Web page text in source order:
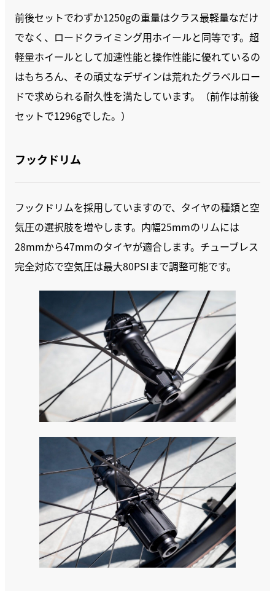
前後セットでわずか1250gの重量はクラス最軽量なだけ
でなく、ロードクライミング用ホイールと同等です。超
軽量ホイールとして加速性能と操作性能に優れているの
はもちろん、その頑丈なデザインは荒れたグラベルロー
ドで求められる耐久性を満たしています。（前作は前後
セットで1296gでした。）
フックドリム
フックドリムを採用していますので、タイヤの種類と空
気圧の選択肢を増やします。内幅25mmのリムには
28mmから47mmのタイヤが適合します。チューブレス
完全対応で空気圧は最大80PSIまで調整可能です。